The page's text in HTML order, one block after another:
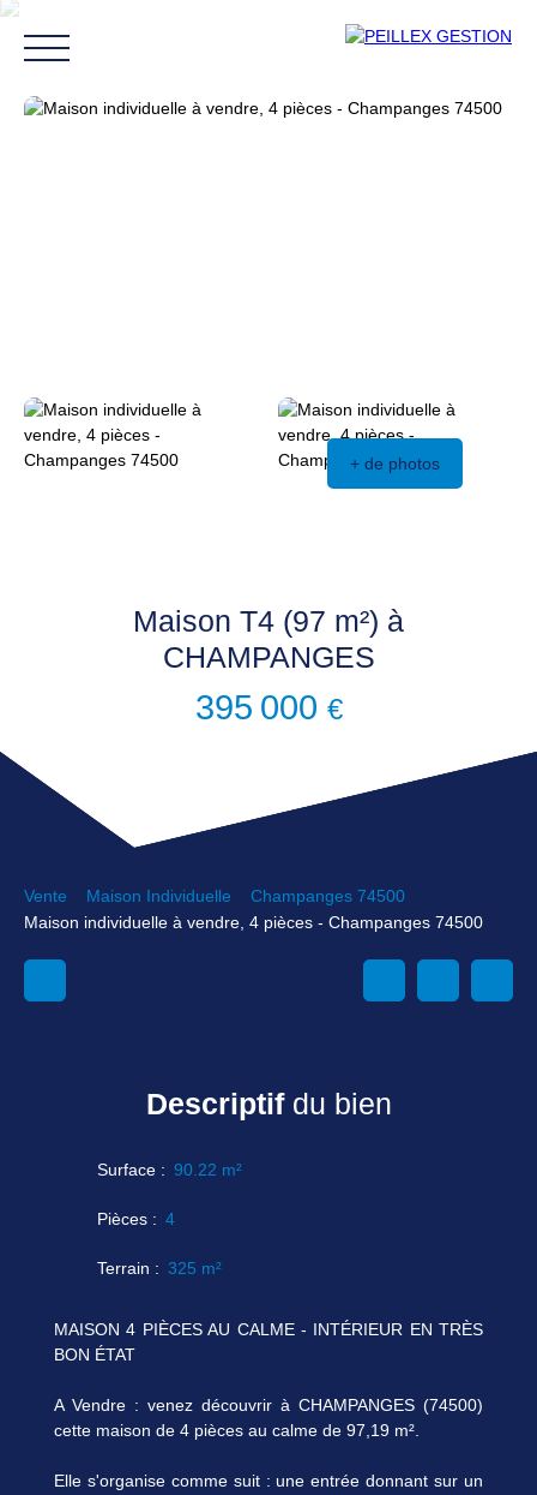
+ de photos
Maison T4 (97 m²) à
CHAMPANGES
395 000 €
Vente Maison Individuelle
Champanges 74500
Maison individuelle à vendre, 4 pièces - Champanges 74500
Descriptifdu bien
Surface : 90.22 m²
Pièces : 4
Terrain : 325 m²
MAISON 4 PIÈCES AU CALME - INTÉRIEUR EN TRÈS
BON ÉTAT
A Vendre : venez découvrir à CHAMPANGES (74500)
cette maison de 4 pièces au calme de 97,19 m².
Elle s'organise comme suit : une entrée donnant sur un